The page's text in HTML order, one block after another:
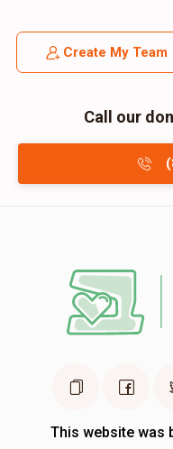
Create My Team
Call our
This website was